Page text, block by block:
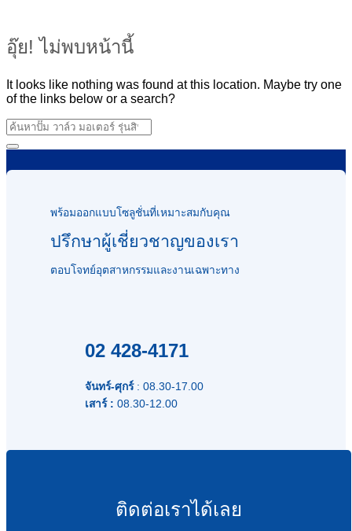
อุ๊ย! ไม่พบหน้านี้
It looks like nothing was found at this location. Maybe try one
of the links below or a search?
พร้อมออกแบบโซลูชั่นที่เหมาะสมกับคุณ
ปรึกษาผู้เชี่ยวชาญของเรา
ตอบโจทย์อุตสาหกรรมและงานเฉพาะทาง
02 428-4171
จันทร์-ศุกร์: 08.30-17.00
เสาร์ : 08.30-12.00
ติดต่อเราได้เลย